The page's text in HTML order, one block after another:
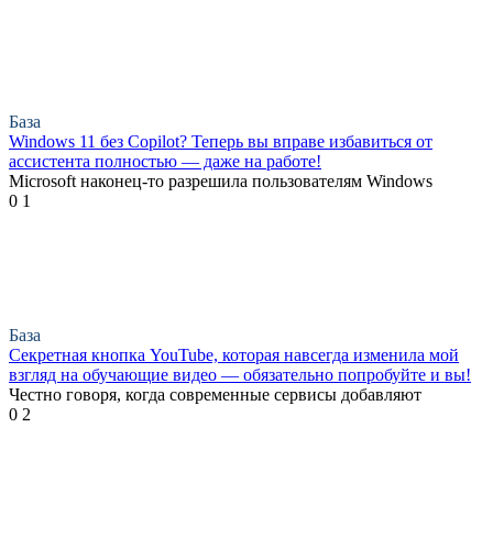
База
Windows 11 без Copilot? Теперь вы вправе избавиться от
ассистента полностью — даже на работе!
Microsoft наконец-то разрешила пользователям Windows
0 1
База
Секретная кнопка YouTube, которая навсегда изменила мой
взгляд на обучающие видео — обязательно попробуйте и вы!
Честно говоря, когда современные сервисы добавляют
0 2